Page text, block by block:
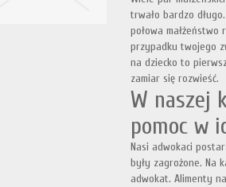
trwało bardzo
połowa
przypadku twojego
na dziecko to
zamiar się rozwieść.
W naszej
pomoc w
Nasi adwokaci
były zagrożone. Na
adwokat. Alimenty